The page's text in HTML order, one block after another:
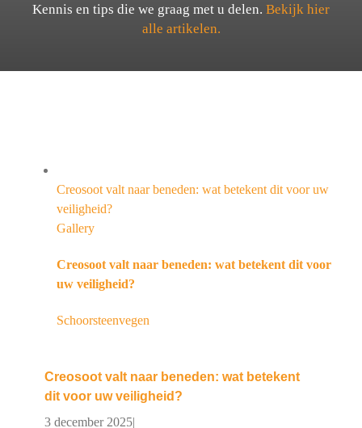
Kennis en tips die we graag met u delen. Bekijk hier
alle artikelen.
Creosoot valt naar beneden: wat betekent dit voor uw
veiligheid?
Gallery
Creosoot valt naar beneden: wat betekent dit voor
uw veiligheid?
Schoorsteenvegen
Creosoot valt naar beneden: wat betekent
dit voor uw veiligheid?
3 december 2025|